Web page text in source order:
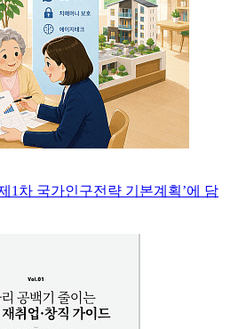
1차 국가인구전략 기본계획’에 담